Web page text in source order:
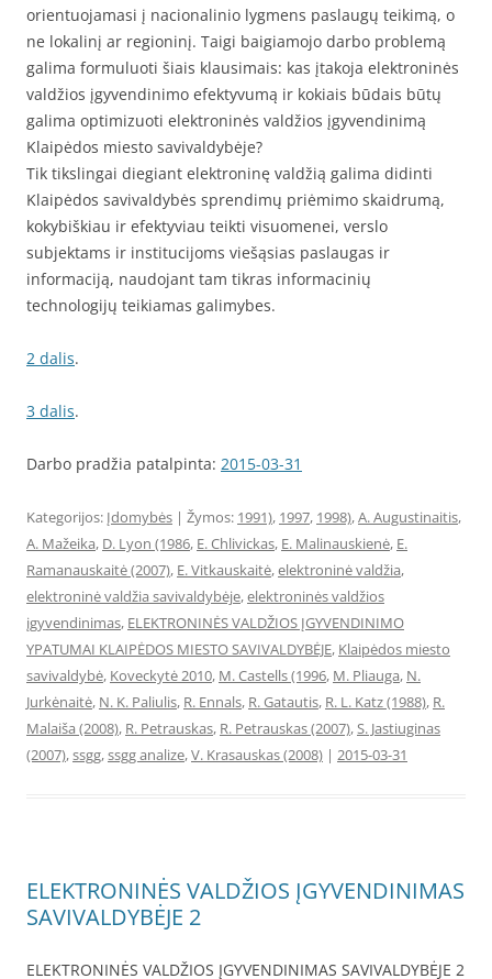
orientuojamasi į nacionalinio lygmens paslaugų teikimą, o
ne lokalinį ar regioninį. Taigi baigiamojo darbo problemą
galima formuluoti šiais klausimais: kas įtakoja elektroninės
valdžios įgyvendinimo efektyvumą ir kokiais būdais būtų
galima optimizuoti elektroninės valdžios įgyvendinimą
Klaipėdos miesto savivaldybėje?
Tik tikslingai diegiant elektroninę valdžią galima didinti
Klaipėdos savivaldybės sprendimų priėmimo skaidrumą,
kokybiškiau ir efektyviau teikti visuomenei, verslo
subjektams ir institucijoms viešąsias paslaugas ir
informaciją, naudojant tam tikras informacinių
technologijų teikiamas galimybes.
2 dalis.
3 dalis.
Darbo pradžia patalpinta: 2015-03-31
Kategorijos: Įdomybės | Žymos: 1991), 1997, 1998),A. Augustinaitis,
A. Mažeika, D. Lyon (1986, E. Chlivickas, E. Malinauskienė, E.
Ramanauskaitė (2007), E. Vitkauskaitė,elektroninė valdžia,
elektroninė valdžia savivaldybėje,elektroninės valdžios
įgyvendinimas, ELEKTRONINĖS VALDŽIOS ĮGYVENDINIMO
YPATUMAI KLAIPĖDOS MIESTO SAVIVALDYBĖJE, Klaipėdos miesto
savivaldybė, Koveckytė 2010, M. Castells (1996, M. Pliauga, N.
Jurkėnaitė, N. K. Paliulis, R. Ennals, R. Gatautis, R. L. Katz (1988), R.
Malaiša (2008), R. Petrauskas, R. Petrauskas (2007),S. Jastiuginas
(2007),ssgg,ssgg analize,V. Krasauskas (2008) | 2015-03-31
ELEKTRONINĖS VALDŽIOS ĮGYVENDINIMAS
SAVIVALDYBĖJE 2
ELEKTRONINĖS VALDŽIOS ĮGYVENDINIMAS SAVIVALDYBĖJE 2